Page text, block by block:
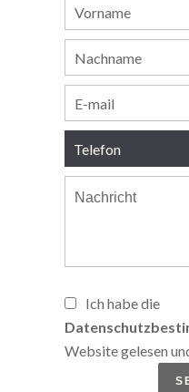
Ich habe die
Website gelesen